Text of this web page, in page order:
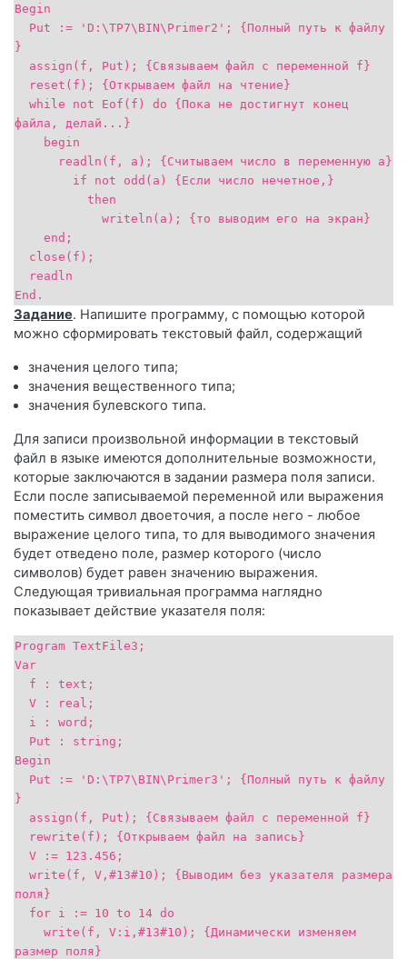
Begin
Put := 'D:\TP7\BIN\Primer2'; {Полный путь к файлу
}
assign(f, Put); {Связываем файл с переменной f}
reset(f); {Открываем файл на чтение}
while not Eof(f) do {Пока не достигнут конец
файла, делай...}
begin
readln(f, a); {Считываем число в переменную а}
if not odd(a) {Если число нечетное,}
then
writeln(a); {то выводим его на экран}
end;
close(f);
readln
End.
Задание. Напишите программу, с помощью которой
можно сформировать текстовый файл, содержащий
значения целого типа;
значения вещественного типа;
значения булевского типа.
Для записи произвольной информации в текстовый
файл в языке имеются дополнительные возможности,
которые заключаются в задании размера поля записи.
Если после записываемой переменной или выражения
поместить символ двоеточия, а после него - любое
выражение целого типа, то для выводимого значения
будет отведено поле, размер которого (число
символов) будет равен значению выражения.
Следующая тривиальная программа наглядно
показывает действие указателя поля:
Program TextFile3;
Var
f : text;
V : real;
i : word;
Put : string;
Begin
Put := 'D:\TP7\BIN\Primer3'; {Полный путь к файлу
}
assign(f, Put); {Связываем файл с переменной f}
rewrite(f); {Открываем файл на запись}
V := 123.456;
write(f, V,#13#10); {Выводим без указателя размера
поля}
for i := 10 to 14 do
write(f, V:i,#13#10); {Динамически изменяем
размер поля}